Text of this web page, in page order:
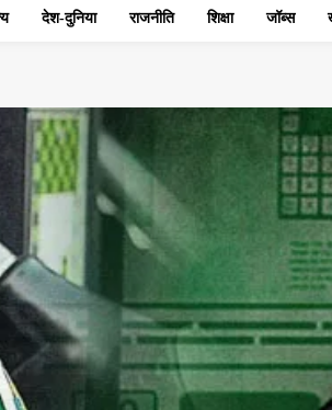
देश-दुनिया राजनीति शिक्षा जॉब्स